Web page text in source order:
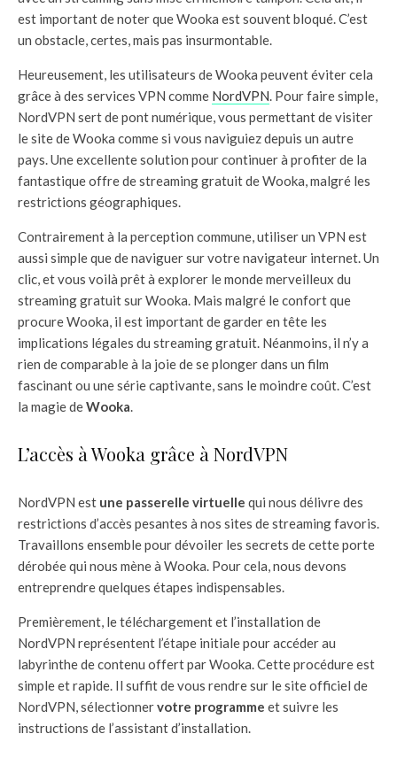
est important de noter que Wooka est souvent bloqué. C’est
un obstacle, certes, mais pas insurmontable.
Heureusement, les utilisateurs de Wooka peuvent éviter cela
grâce à des services VPN comme NordVPN. Pour faire simple,
NordVPN sert de pont numérique, vous permettant de visiter
le site de Wooka comme si vous naviguiez depuis un autre
pays. Une excellente solution pour continuer à profiter de la
fantastique offre de streaming gratuit de Wooka, malgré les
restrictions géographiques.
Contrairement à la perception commune, utiliser un VPN est
aussi simple que de naviguer sur votre navigateur internet. Un
clic, et vous voilà prêt à explorer le monde merveilleux du
streaming gratuit sur Wooka. Mais malgré le confort que
procure Wooka, il est important de garder en tête les
implications légales du streaming gratuit. Néanmoins, il n’y a
rien de comparable à la joie de se plonger dans un film
fascinant ou une série captivante, sans le moindre coût. C’est
la magie deWooka.
L’accès à Wooka grâce à NordVPN
NordVPN est une passerelle virtuelle qui nous délivre des
restrictions d’accès pesantes à nos sites de streaming favoris.
Travaillons ensemble pour dévoiler les secrets de cette porte
dérobée qui nous mène à Wooka. Pour cela, nous devons
entreprendre quelques étapes indispensables.
Premièrement, le téléchargement et l’installation de
NordVPN représentent l’étape initiale pour accéder au
labyrinthe de contenu offert par Wooka. Cette procédure est
simple et rapide. Il suffit de vous rendre sur le site officiel de
NordVPN, sélectionnervotre programme et suivre les
instructions de l’assistant d’installation.